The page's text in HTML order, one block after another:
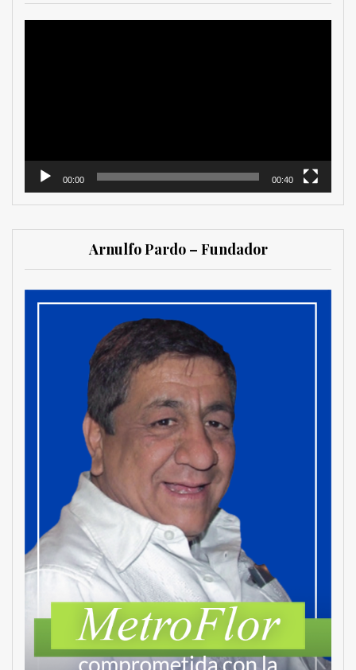
00:00 00:40
Arnulfo Pardo – Fundador